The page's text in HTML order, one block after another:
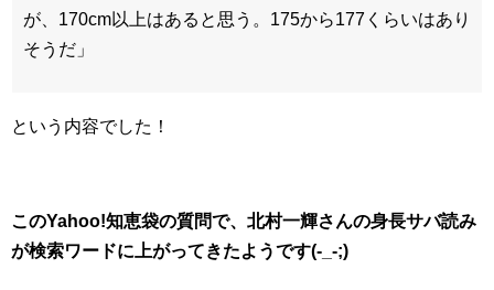
が、170cm以上はあると思う。175から177くらいはあり
そうだ」
という内容でした！
このYahoo!知恵袋の質問で、北村一輝さんの身長サバ読み
が検索ワードに上がってきたようです(-_-;)